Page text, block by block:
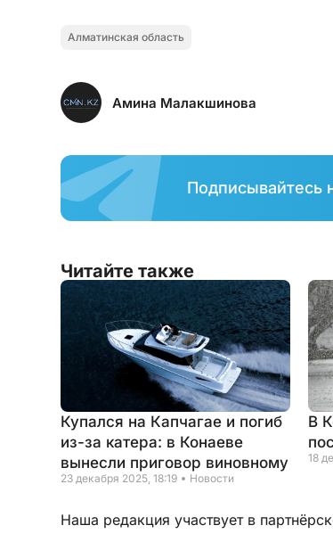
Алматинская область
Амина Малакшинова
Подписывайтесь
Читайте также
Купался на Капчагае и погиб
из-за катера: в Конаеве
вынесли приговор виновному
23 декабря 2025, 18:19 Новости
В
18
Наша редакция участвует в